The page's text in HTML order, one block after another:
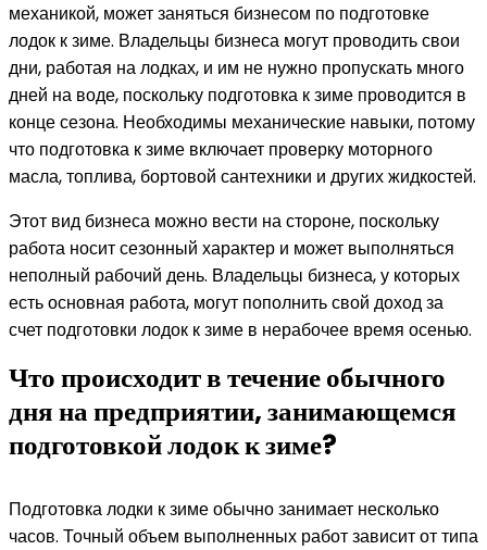
механикой, может заняться бизнесом по подготовке
лодок к зиме. Владельцы бизнеса могут проводить свои
дни, работая на лодках, и им не нужно пропускать много
дней на воде, поскольку подготовка к зиме проводится в
конце сезона. Необходимы механические навыки, потому
что подготовка к зиме включает проверку моторного
масла, топлива, бортовой сантехники и других жидкостей.
Этот вид бизнеса можно вести на стороне, поскольку
работа носит сезонный характер и может выполняться
неполный рабочий день. Владельцы бизнеса, у которых
есть основная работа, могут пополнить свой доход за
счет подготовки лодок к зиме в нерабочее время осенью.
Что происходит в течение обычного
дня на предприятии, занимающемся
подготовкой лодок к зиме?
Подготовка лодки к зиме обычно занимает несколько
часов. Точный объем выполненных работ зависит от типа